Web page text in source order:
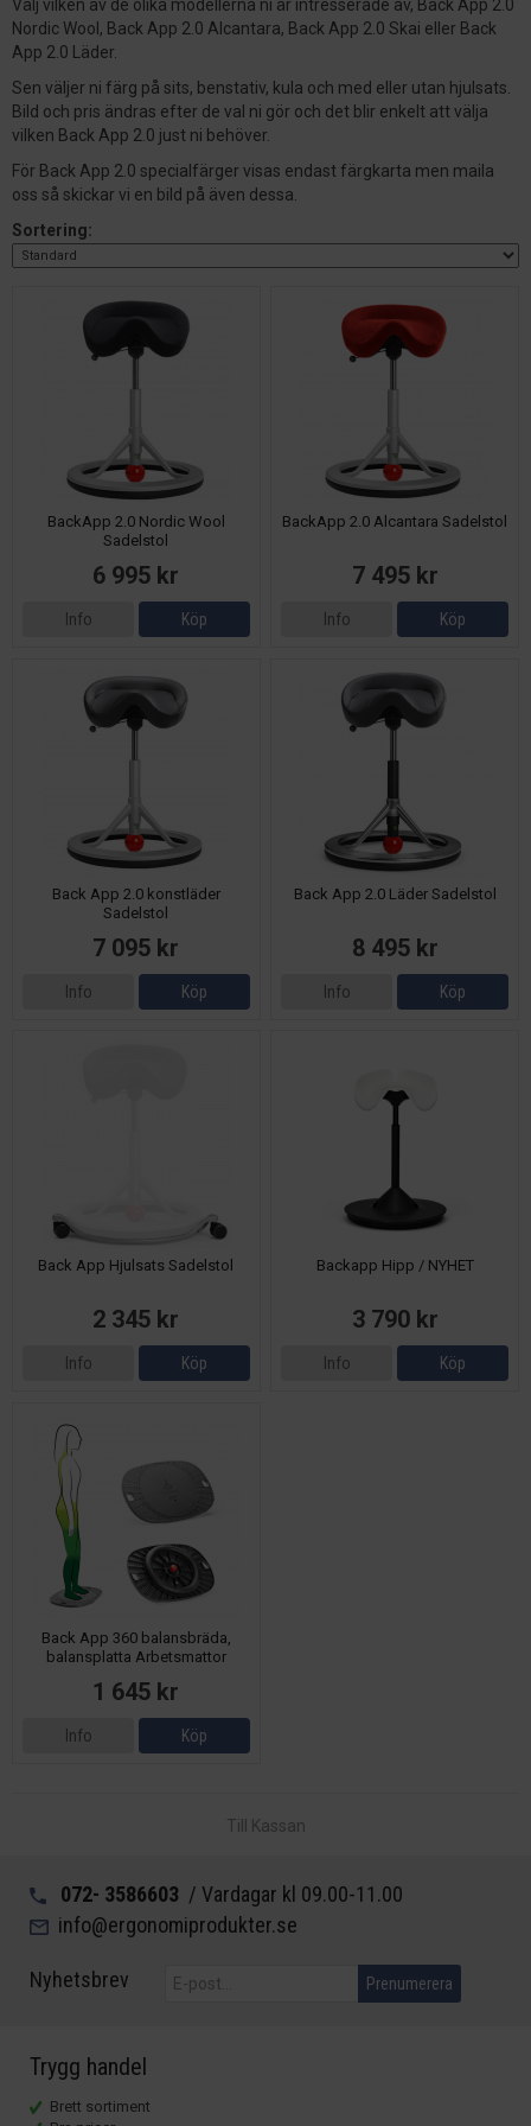
Välj vilken av de olika modellerna ni är intresserade av, Back App 2.0
Nordic Wool, Back App 2.0 Alcantara, Back App 2.0 Skai eller Back
App 2.0 Läder.
Sen väljer ni färg på sits, benstativ, kula och med eller utan hjulsats.
Bild och pris ändras efter de val ni gör och det blir enkelt att välja
vilken Back App 2.0 just ni behöver.
För Back App 2.0 specialfärger visas endast färgkarta men maila
oss så skickar vi en bild på även dessa.
Sortering:
BackApp 2.0 Nordic Wool
Sadelstol
6 995 kr
Info Köp
BackApp 2.0 Alcantara Sadelstol
7 495 kr
Info Köp
Back App 2.0 konstläder
Sadelstol
7 095 kr
Info Köp
Back App 2.0 Läder Sadelstol
8 495 kr
Info Köp
Back App Hjulsats Sadelstol
2 345 kr
Info Köp
Backapp Hipp / NYHET
3 790 kr
Info Köp
Back App 360 balansbräda,
balansplatta Arbetsmattor
1 645 kr
Info Köp
Till Kassan
072- 3586603 / Vardagar kl 09.00-11.00
info@ergonomiprodukter.se
Nyhetsbrev Prenumerera
Trygg handel
Brett sortiment